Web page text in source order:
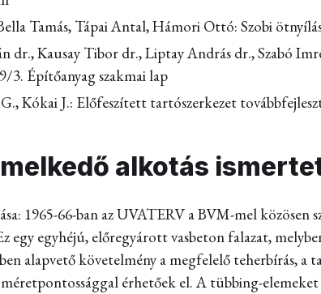
Tamás, Tápai Antal, Hámori Ottó: Szobi
dr., Kausay Tibor dr., Liptay András dr., Szabó
3. Építőanyag szakmai lap
Kókai J.: Előfeszített tartószerkezet
alkotás
1965-66-ban az UVATERV a BVM-mel
egy egyhéjú, előregyárott vasbeton falazat,
alapvető követelmény a megfelelő teherbírás, a
érhetőek el. A tübbing-